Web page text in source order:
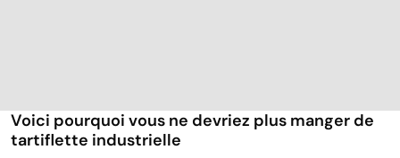
Voici pourquoi vous ne devriez plus manger de
tartiflette industrielle